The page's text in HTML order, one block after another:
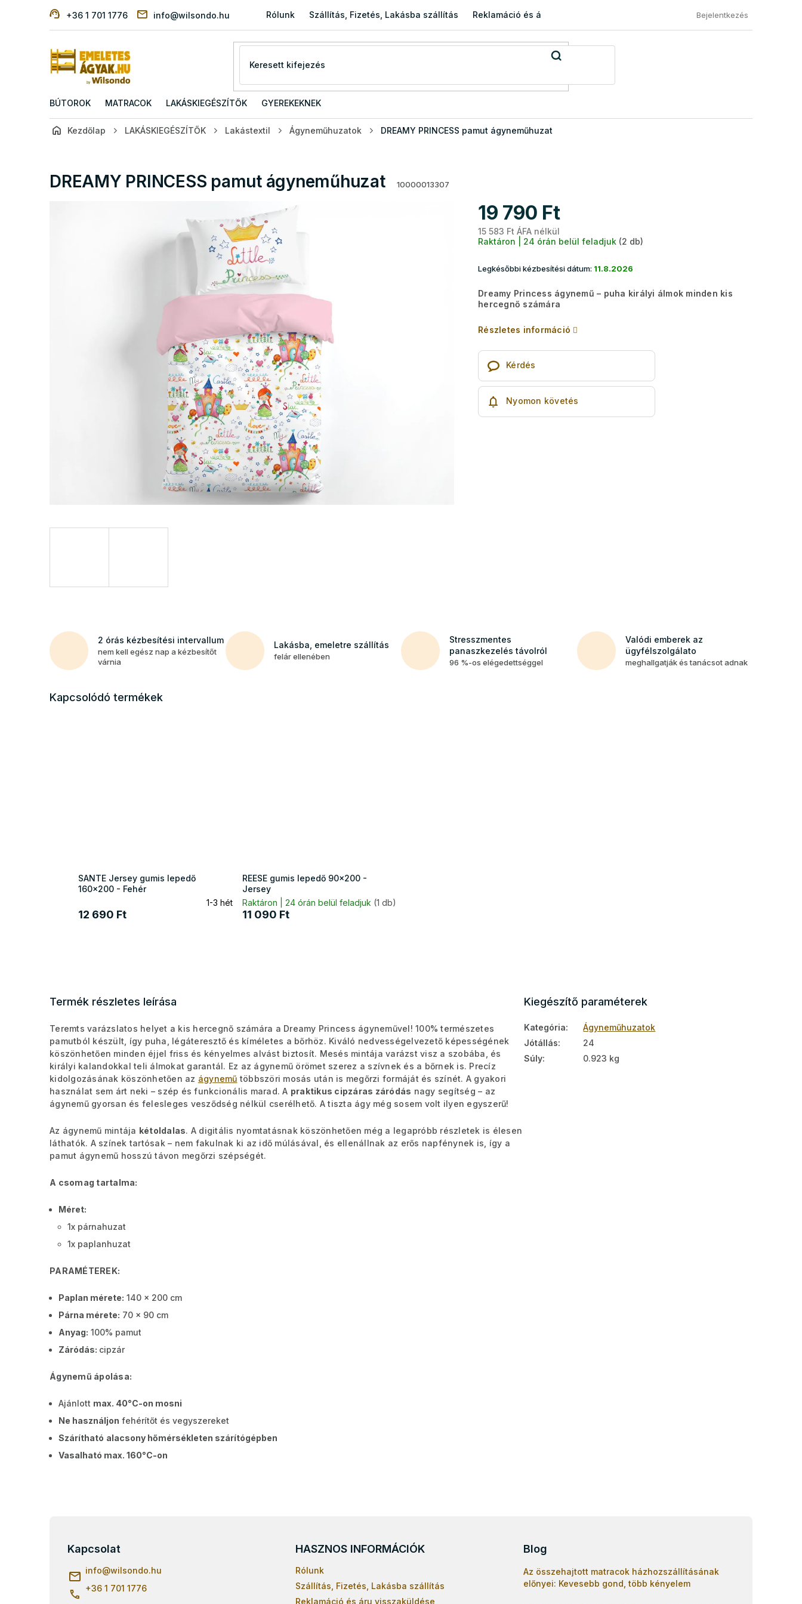
+36 1 701 1776 info@wilsondo.hu Rólunk Szállítás, Fizetés, Lakásba szállítás Reklamáció és áru visszaküldése Általános Szerződési Feltételek
Bejelentkezés
BÚTOROK MATRACOK LAKÁSKIEGÉSZÍTŐK GYEREKEKNEK
Kezdőlap LAKÁSKIEGÉSZÍTŐK Lakástextil Ágyneműhuzatok DREAMY PRINCESS pamut ágyneműhuzat
DREAMY PRINCESS pamut ágyneműhuzat 10000013307
19 790 Ft
15 583 Ft ÁFA nélkül
Raktáron | 24 órán belül feladjuk (2 db)
Legkésőbbi kézbesítési dátum: 11.8.2026
Dreamy Princess ágynemű – puha királyi álmok minden kis
hercegnő számára
Részletes információ
Kérdés
Nyomon követés
2 órás kézbesítési intervallum
nem kell egész nap a kézbesítőt
várnia
Lakásba, emeletre szállítás
felár ellenében
Stresszmentes
panaszkezelés távolról
96 %-os elégedettséggel
Valódi emberek az
ügyfélszolgálato
meghallgatják és tanácsot adnak
Kapcsolódó termékek
SANTE Jersey gumis lepedő
160x200 - Fehér
1-3 hét
12 690 Ft
REESE gumis lepedő 90x200 -
Jersey
Raktáron | 24 órán belül feladjuk (1 db)
11 090 Ft
Termék részletes leírása
Teremts varázslatos helyet a kis hercegnő számára a Dreamy Princess ágyneművel! 100% természetes
pamutból készült, így puha, légáteresztő és kíméletes a bőrhöz. Kiváló nedvességelvezető képességének
köszönhetően minden éjjel friss és kényelmes alvást biztosít. Mesés mintája varázst visz a szobába, és
királyi kalandokkal teli álmokat garantál. Ez az ágynemű örömet szerez a szívnek és a bőrnek is. Precíz
kidolgozásának köszönhetően az ágynemű többszöri mosás után is megőrzi formáját és színét. A gyakori
használat sem árt neki – szép és funkcionális marad. A praktikus cipzáras záródás nagy segítség – az
ágynemű gyorsan és felesleges vesződség nélkül cserélhető. A tiszta ágy még sosem volt ilyen egyszerű!
Az ágynemű mintája kétoldalas. A digitális nyomtatásnak köszönhetően még a legapróbb részletek is élesen
láthatók. A színek tartósak – nem fakulnak ki az idő múlásával, és ellenállnak az erős napfénynek is, így a
pamut ágynemű hosszú távon megőrzi szépségét.
A csomag tartalma:
Méret:
1x párnahuzat
1x paplanhuzat
PARAMÉTEREK:
Paplan mérete: 140 x 200 cm
Párna mérete: 70 x 90 cm
Anyag: 100% pamut
Záródás: cipzár
Ágynemű ápolása:
Ajánlott max. 40°C-on mosni
Ne használjon fehérítőt és vegyszereket
Szárítható alacsony hőmérsékleten szárítógépben
Vasalható max. 160°C-on
Kiegészítő paraméterek
Kategória:
Ágyneműhuzatok
Jótállás:
24
Súly: 0.923 kg
Kapcsolat
info@wilsondo.hu
+36 1 701 1776
HASZNOS INFORMÁCIÓK
Rólunk
Szállítás, Fizetés, Lakásba szállítás
Reklamáció és áru visszaküldése
Blog
Az összehajtott matracok házhozszállításának
előnyei: Kevesebb gond, több kényelem